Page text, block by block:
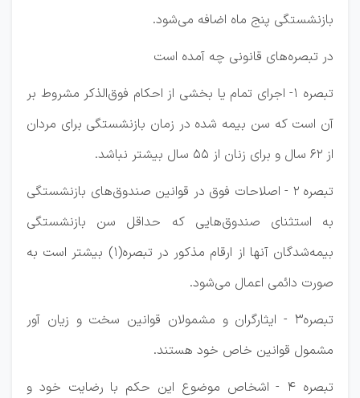
بازنشستگی پنج ماه اضافه می‌شود.
در تبصره‌های قانونی چه آمده است
تبصره ۱- اجرای تمام یا بخشی از احکام فوق‌الذکر مشروط بر
آن است که سن بیمه شده در زمان بازنشستگی برای مردان
از ۶۲ سال و برای زنان از ۵۵ سال بیشتر نباشد.
تبصره ۲ - اصلاحات فوق در قوانین صندوق‌های بازنشستگی
به استثنای صندوق‌هایی که حداقل سن بازنشستگی
بیمه‌شدگان آنها از ارقام مذکور در تبصره(۱) بیشتر است به
صورت دائمی اعمال می‌شود.
تبصره۳ - ایثارگران و مشمولان قوانین سخت و زیان آور
مشمول قوانین خاص خود هستند.
تبصره ۴ - اشخاص موضوع این حکم با رضایت خود و